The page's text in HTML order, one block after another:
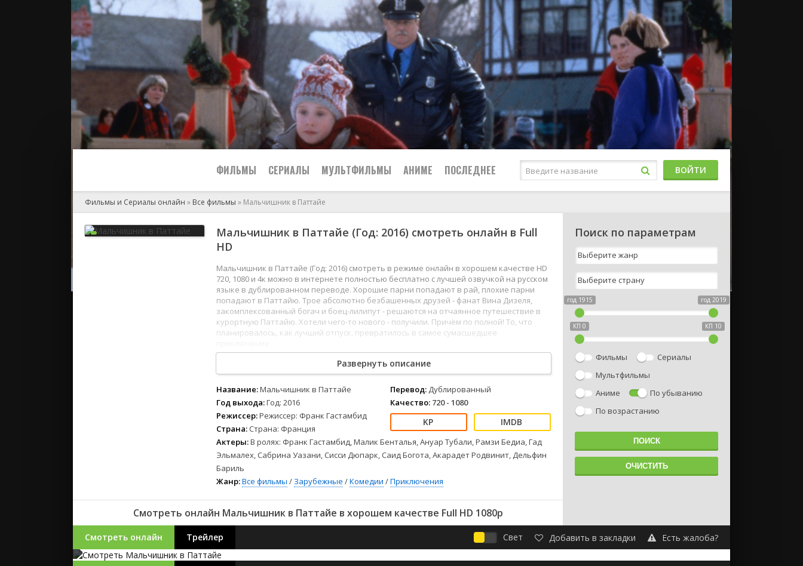
ФИЛЬМЫ
2024
2023
2022
2021
Русские
Боевики
Детективы
Детские
Драмы
Комедии
Мелодрамы
Семейные
Спорт
Триллеры
Ужасы
Фантастика
СЕРИАЛЫ МУЛЬТФИЛЬМЫ АНИМЕ ПОСЛЕДНЕЕ
2023
2022
2021
Русские
Фильмы из соцетей
ВОЙТИ
Фильмы и Сериалы онлайн » Все фильмы » Мальчишник в Паттайе
Мальчишник в Паттайе (Год: 2016) смотреть онлайн в Full
HD
Мальчишник в Паттайе (Год: 2016) смотреть в режиме онлайн в хорошем качестве HD
720, 1080 и 4к можно в интернете полностью бесплатно с лучшей озвучкой на русском
языке в дублированном переводе. Хорошие парни попадают в рай, плохие парни
попадают в Паттайю. Трое абсолютно безбашенных друзей - фанат Вина Дизеля,
закомплексованный богач и боец-лилипут - решаются на отчаянное путешествие в
курортную Паттайю. Хотели чего-то нового - получили. Причём по полной! То, что
планировалось, как лучший отпуск, превратилось в самое сумасшедшее
12345 678
Развернуть описание
Название:Мальчишник в Паттайе
Год выхода:Год: 2016
Режиссер:Режиссер: Франк Гастамбид
Страна: Страна: Франция
Перевод: Дублированный
Качество: 720 - 1080
Актеры:В ролях: Франк Гастамбид, Малик Бенталья, Ануар Тубали, Рамзи Бедиа, Гад
Эльмалех, Сабрина Уазани, Сисси Дюпарк, Саид Богота, Акарадет Родвинит, Дельфин
Бариль
Жанр:Все фильмы / Зарубежные /Комедии /Приключения
Смотреть онлайн Мальчишник в Паттайе в хорошем качестве Full HD 1080p
Поиск по параметрам
год 1915 год 2019
КП 0 КП 10
Фильмы
Сериалы
Мультфильмы
Аниме
По убыванию
По возрастанию
Смотреть онлайн Трейлер Свет Добавить в закладки Есть жалоба?